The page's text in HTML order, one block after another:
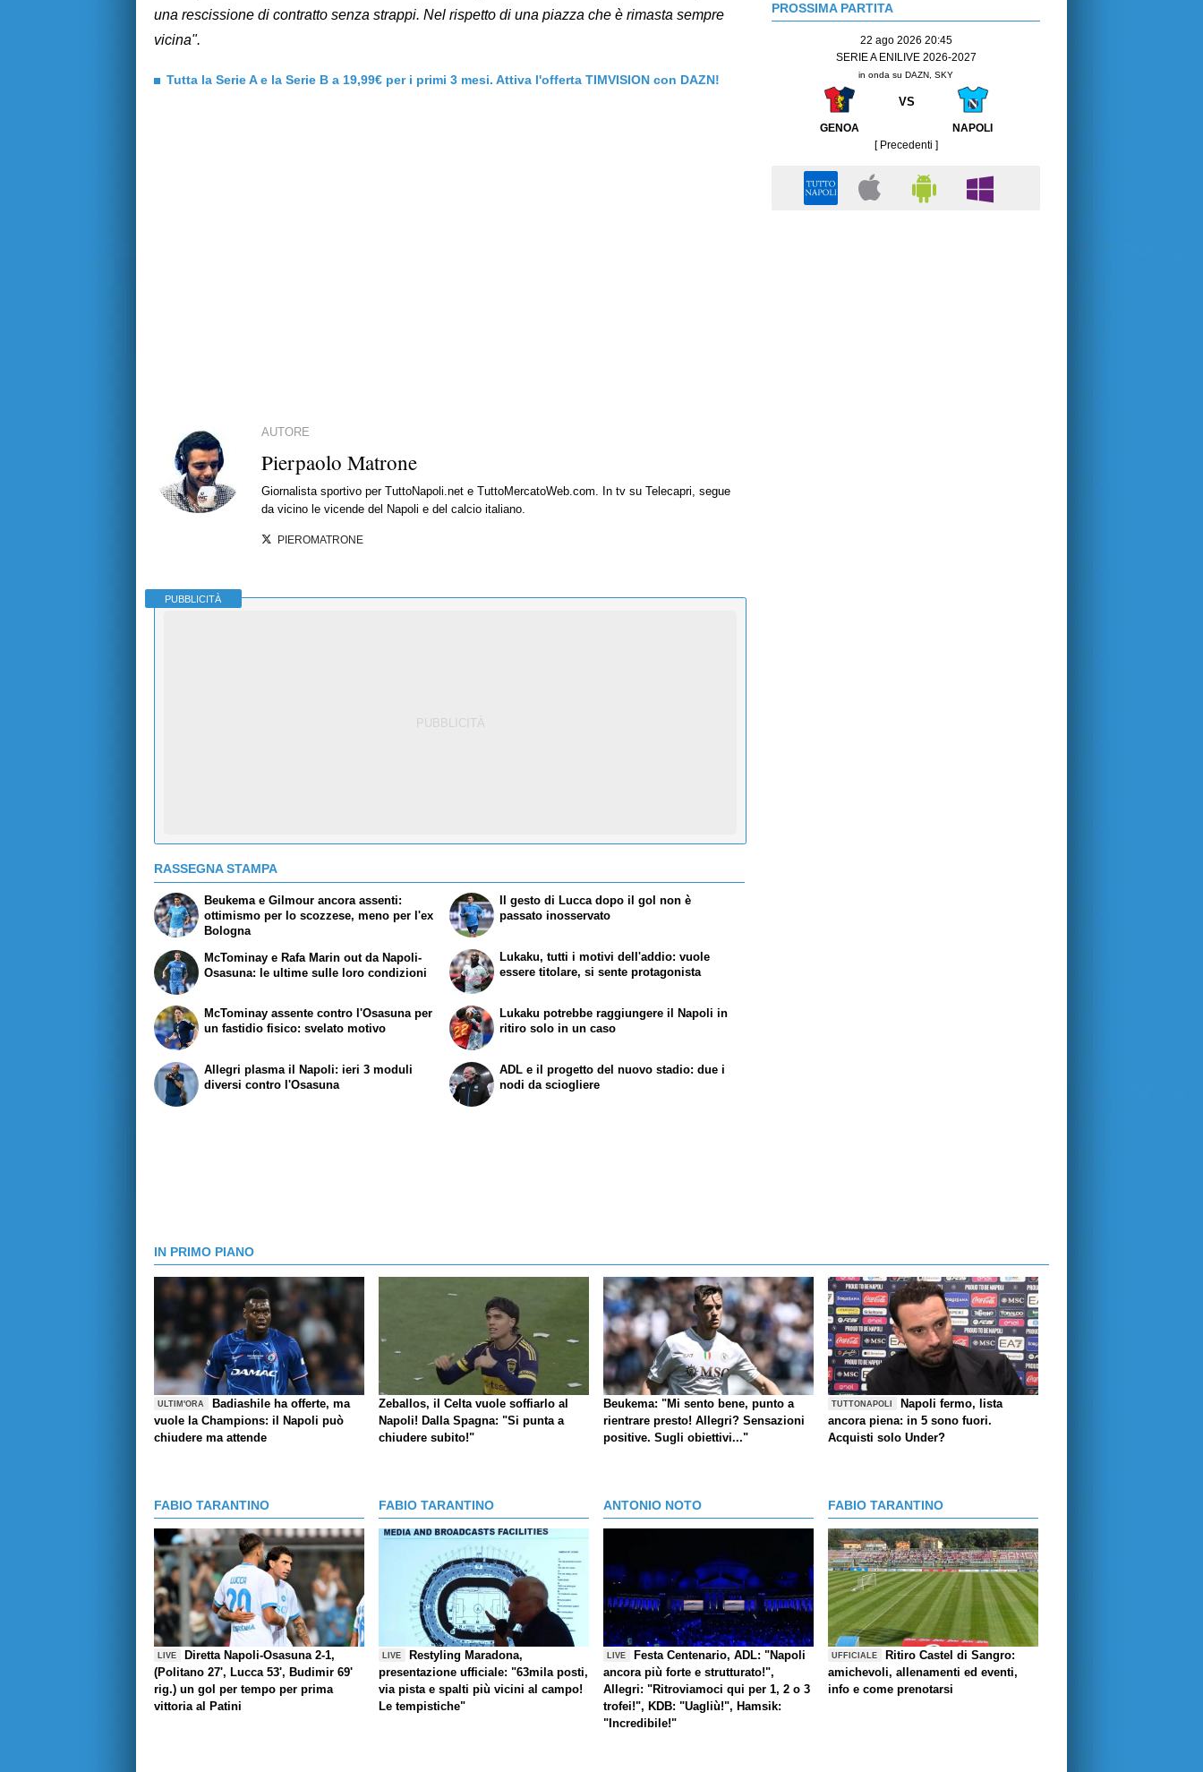
una rescissione di contratto senza strappi. Nel rispetto di una piazza che è rimasta sempre
vicina".
Tutta la Serie A e la Serie B a 19,99€ per i primi 3 mesi. Attiva l'offerta TIMVISION con DAZN!
AUTORE
Pierpaolo Matrone
Giornalista sportivo per TuttoNapoli.net e TuttoMercatoWeb.com. In tv su Telecapri, segue
da vicino le vicende del Napoli e del calcio italiano.
PIEROMATRONE
PUBBLICITÀ
RASSEGNA STAMPA
Beukema e Gilmour ancora assenti:
ottimismo per lo scozzese, meno per l'ex
Bologna
McTominay e Rafa Marin out da Napoli-
Osasuna: le ultime sulle loro condizioni
Il gesto di Lucca dopo il gol non è
passato inosservato
Lukaku, tutti i motivi dell'addio: vuole
essere titolare, si sente protagonista
McTominay assente contro l'Osasuna per
un fastidio fisico: svelato motivo
Allegri plasma il Napoli: ieri 3 moduli
diversi contro l'Osasuna
Lukaku potrebbe raggiungere il Napoli in
ritiro solo in un caso
ADL e il progetto del nuovo stadio: due i
nodi da sciogliere
PROSSIMA PARTITA
22 ago 2026 20:45
SERIE A ENILIVE 2026-2027
in onda su DAZN, SKY
VS
GENOA
NAPOLI
[ Precedenti ]
IN PRIMO PIANO
ULTIM'ORA
Badiashile ha offerte, ma
vuole la Champions: il Napoli può
chiudere ma attende
Zeballos, il Celta vuole soffiarlo al
Napoli! Dalla Spagna: "Si punta a
chiudere subito!"
Beukema: "Mi sento bene, punto a
rientrare presto! Allegri? Sensazioni
positive. Sugli obiettivi..."
TUTTONAPOLI
Napoli fermo, lista
ancora piena: in 5 sono fuori.
Acquisti solo Under?
FABIO TARANTINO
LIVE
Diretta Napoli-Osasuna 2-1,
(Politano 27', Lucca 53', Budimir 69'
rig.) un gol per tempo per prima
vittoria al Patini
FABIO TARANTINO
LIVE
Restyling Maradona,
presentazione ufficiale: "63mila posti,
via pista e spalti più vicini al campo!
Le tempistiche"
ANTONIO NOTO
LIVE
Festa Centenario, ADL: "Napoli
ancora più forte e strutturato!",
Allegri: "Ritroviamoci qui per 1, 2 o 3
trofei!", KDB: "Uagliù!", Hamsik:
"Incredibile!"
FABIO TARANTINO
UFFICIALE
Ritiro Castel di Sangro:
amichevoli, allenamenti ed eventi,
info e come prenotarsi